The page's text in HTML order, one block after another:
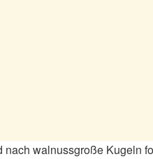
nach walnussgroße Kugeln